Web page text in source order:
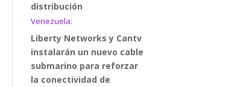
distribución
Venezuela:
Liberty Networks y Cantv
instalarán un nuevo cable
submarino para reforzar
la conectividad de